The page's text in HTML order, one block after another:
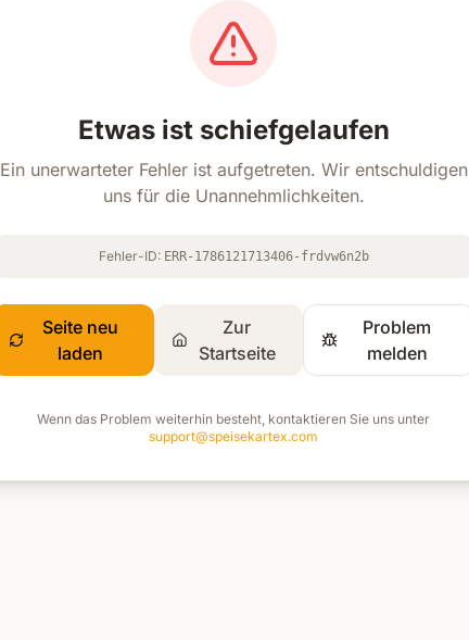
Etwas ist schiefgelaufen
Ein unerwarteter Fehler ist aufgetreten. Wir entschuldigen
uns für die Unannehmlichkeiten.
Fehler-ID: ERR-1786121713406-frdvw6n2b
Seite neu
laden
Zur
Startseite
Problem
melden
Wenn das Problem weiterhin besteht, kontaktieren Sie uns unter
support@speisekartex.com